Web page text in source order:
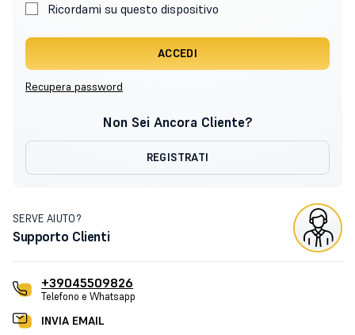
Ricordami su questo dispositivo
ACCEDI
Recupera password
Non Sei Ancora Cliente?
REGISTRATI
SERVE AIUTO?
Supporto Clienti
+39045509826
Telefono e Whatsapp
INVIA EMAIL